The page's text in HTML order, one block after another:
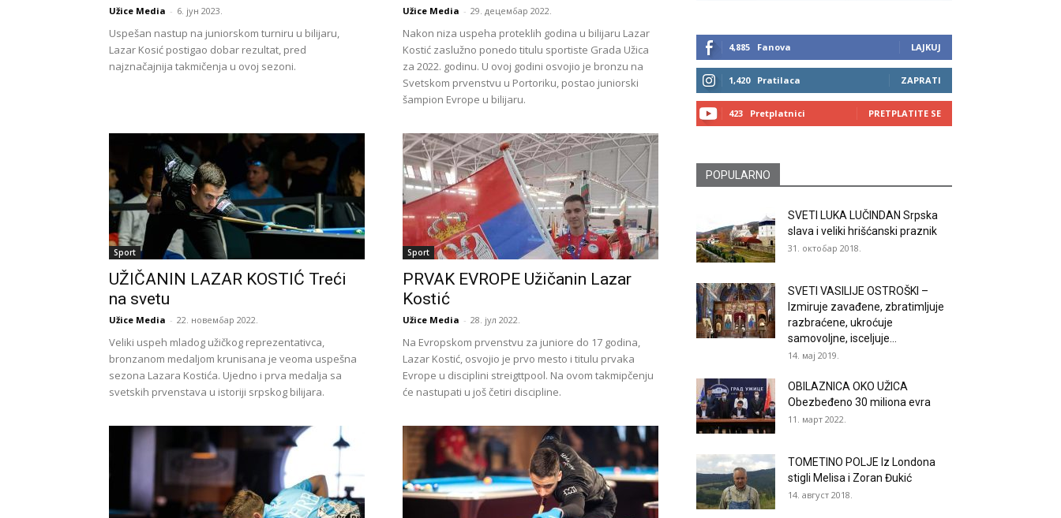
Užice Media - 6. јун 2023.
Uspešan nastup na juniorskom turniru u bilijaru,
Lazar Kosić postigao dobar rezultat, pred
najznačajnija takmičenja u ovoj sezoni.
Užice Media - 29. децембар 2022.
Nakon niza uspeha proteklih godina u bilijaru Lazar
Kostić zaslužno ponedo titulu sportiste Grada Užica
za 2022. godinu. U ovoj godini osvojio je bronzu na
Svetskom prvenstvu u Portoriku, postao juniorski
šampion Evrope u bilijaru.
Sport
UŽIČANIN LAZAR KOSTIĆ Treći
na svetu
Užice Media - 22. новембар 2022.
Veliki uspeh mladog užičkog reprezentativca,
bronzanom medaljom krunisana je veoma uspešna
sezona Lazara Kostića. Ujedno i prva medalja sa
svetskih prvenstava u istoriji srpskog bilijara.
Sport
PRVAK EVROPE Užičanin Lazar
Kostić
Užice Media - 28. јул 2022.
Na Evropskom prvenstvu za juniore do 17 godina,
Lazar Kostić, osvojio je prvo mesto i titulu prvaka
Evrope u disciplini streigttpool. Na ovom takmipčenju
će nastupati u još četiri discipline.
4,885 Fanova LAJKUJ
1,420 Pratilaca ZAPRATI
423 Pretplatnici PRETPLATITE SE
POPULARNO
SVETI LUKA LUČINDAN Srpska
slava i veliki hrišćanski praznik
31. октобар 2018.
SVETI VASILIJE OSTROŠKI –
Izmiruje zavađene, zbratimljuje
razbraćene, ukroćuje
samovoljne, isceljuje...
14. мај 2019.
OBILAZNICA OKO UŽICA
Obezbeđeno 30 miliona evra
11. март 2022.
TOMETINO POLJE Iz Londona
stigli Melisa i Zoran Đukić
14. август 2018.